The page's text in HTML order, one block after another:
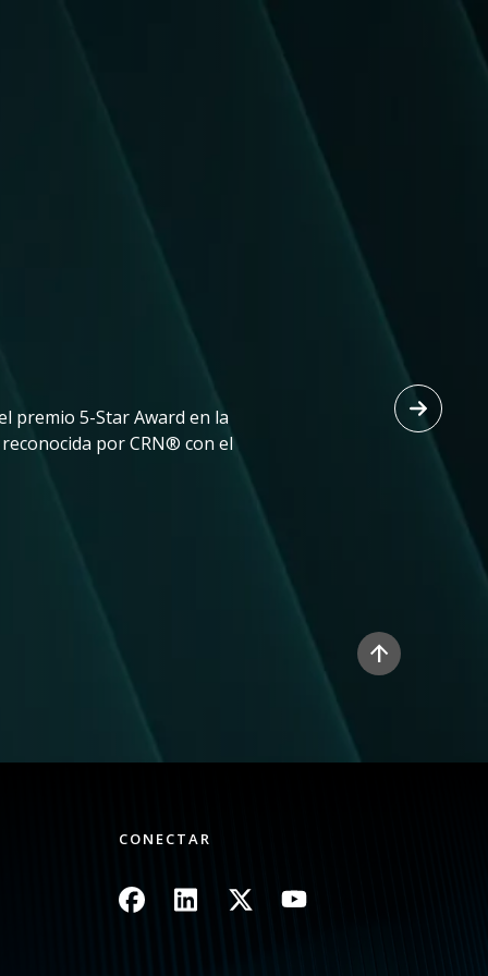
premio 5-Star Award en la
por CRN® con el
CONECTAR
ImagenImagenImagenImagen